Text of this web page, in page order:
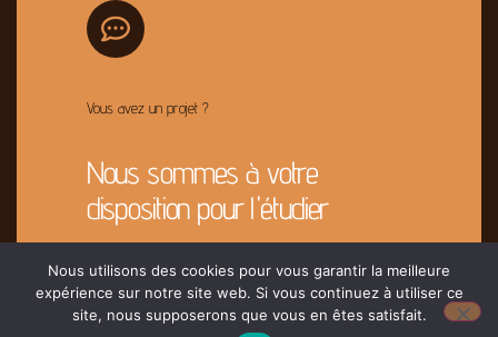
Vous avez un projet ?
Nous sommes à votre
disposition pour l'étudier
Contacter Nous
Nous utilisons des cookies pour vous garantir la meilleure
expérience sur notre site web. Si vous continuez à utiliser ce
site, nous supposerons que vous en êtes satisfait.